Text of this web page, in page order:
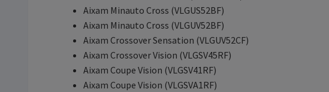
Aixam Minauto Cross (VLGUS52BF)
Aixam Minauto Cross (VLGUV52BF)
Aixam Crossover Sensation (VLGUV52CF)
Aixam Crossover Vision (VLGSV45RF)
Aixam Coupe Vision (VLGSV41RF)
Aixam Coupe Vision (VLGSVA1RF)